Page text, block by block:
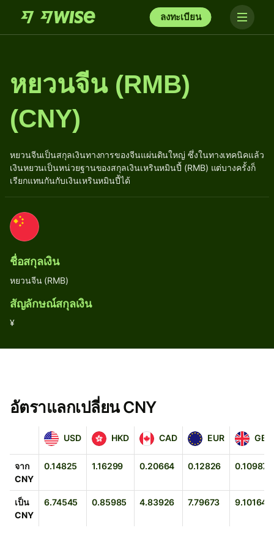
ลงทะเบียน
หยวนจีน (RMB)
(CNY)
หยวนจีนเป็นสกุลเงินทางการของจีนแผ่นดินใหญ่ ซึ่งในทางเทคนิคแล้ว
เงินหยวนเป็นหน่วยฐานของสกุลเงินเหรินหมินปี้ (RMB) แต่บางครั้งก็
เรียกแทนกันกับเงินเหรินหมินปี้ได้
ชื่อสกุลเงิน
หยวนจีน (RMB)
สัญลักษณ์สกุลเงิน
¥
อัตราแลกเปลี่ยน CNY
USD
USD HKD
HKD CAD
CAD EUR
EUR GBP
GBP
จาก
CNY
0.14825 1.16299 0.20664 0.12826 0.10987
เป็น
CNY
6.74545 0.85985 4.83926 7.79673 9.10164